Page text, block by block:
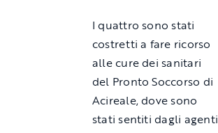
I quattro sono stati
costretti a fare ricorso
alle cure dei sanitari
del Pronto Soccorso di
Acireale, dove sono
stati sentiti dagli agenti